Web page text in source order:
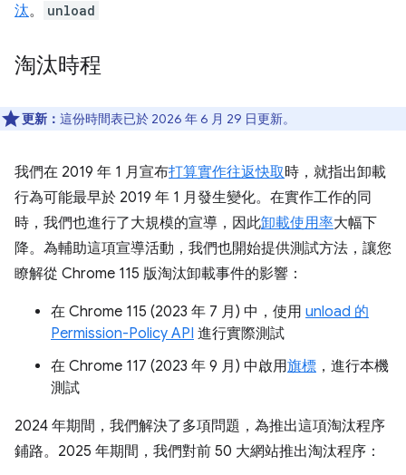
汰。 unload
淘汰時程
更新： 這份時間表已於 2026 年 6 月 29 日更新。
我們在 2019 年 1 月宣布打算實作往返快取時，就指出卸載
行為可能最早於 2019 年 1 月發生變化。在實作工作的同
時，我們也進行了大規模的宣導，因此卸載使用率大幅下
降。為輔助這項宣導活動，我們也開始提供測試方法，讓您
瞭解從 Chrome 115 版淘汰卸載事件的影響：
在 Chrome 115 (2023 年 7 月) 中，使用 unload 的
Permission-Policy API 進行實際測試
在 Chrome 117 (2023 年 9 月) 中啟用旗標 ，進行本機
測試
2024 年期間，我們解決了多項問題，為推出這項淘汰程序
鋪路。2025 年期間，我們對前 50 大網站推出淘汰程序：